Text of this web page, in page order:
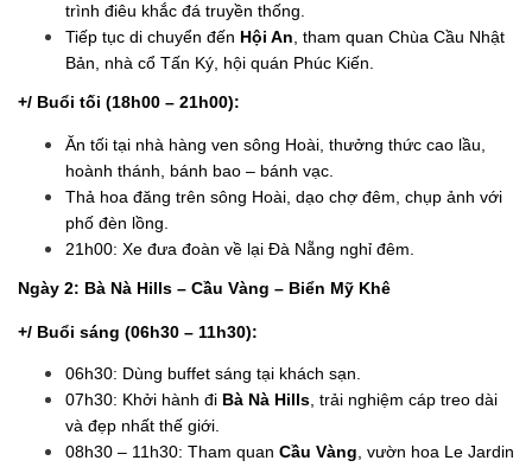
trình điêu khắc đá truyền thống.
Tiếp tục di chuyển đến Hội An , tham quan Chùa Cầu Nhật
Bản, nhà cổ Tấn Ký, hội quán Phúc Kiến.
+/ Buổi tối (18h00 – 21h00):
Ăn tối tại nhà hàng ven sông Hoài, thưởng thức cao lầu,
hoành thánh, bánh bao – bánh vạc.
Thả hoa đăng trên sông Hoài, dạo chợ đêm, chụp ảnh với
phố đèn lồng.
21h00: Xe đưa đoàn về lại Đà Nẵng nghỉ đêm.
Ngày 2: Bà Nà Hills – Cầu Vàng – Biển Mỹ Khê
+/ Buổi sáng (06h30 – 11h30):
06h30: Dùng buffet sáng tại khách sạn.
07h30: Khởi hành đi Bà Nà Hills , trải nghiệm cáp treo dài
và đẹp nhất thế giới.
08h30 – 11h30: Tham quan Cầu Vàng , vườn hoa Le Jardin